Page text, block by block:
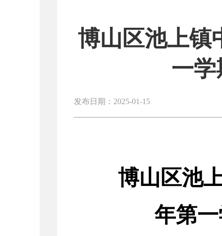
博山区池上镇
一
发布日期：2025-01-15
博山区池
年第